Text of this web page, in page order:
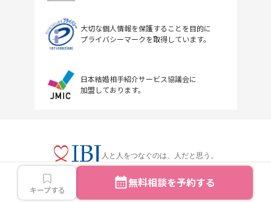
キープする 無料相談を予約する
大切な個人情報を保護することを目的に
プライバシーマークを取得しています。
日本結婚相手紹介サービス協議会に
加盟しております。
人と人をつなぐのは、人だと思う。